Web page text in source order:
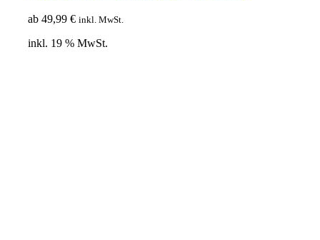
ab49,99€ inkl. MwSt.
inkl. 19 % MwSt.